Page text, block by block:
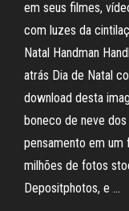
em seus filmes,
com luzes da
Natal Handman
atrás Dia de Natal
download desta
boneco de neve
pensamento em
milhões de fotos
Depositphotos, e …